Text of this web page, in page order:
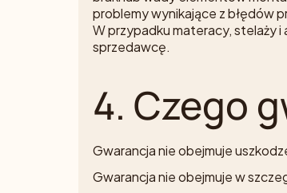
problemy wynikające z błędów
W przypadku materacy, stelaży
sprzedawcę.
4. Czego
Gwarancja nie obejmuje
Gwarancja nie obejmuje w